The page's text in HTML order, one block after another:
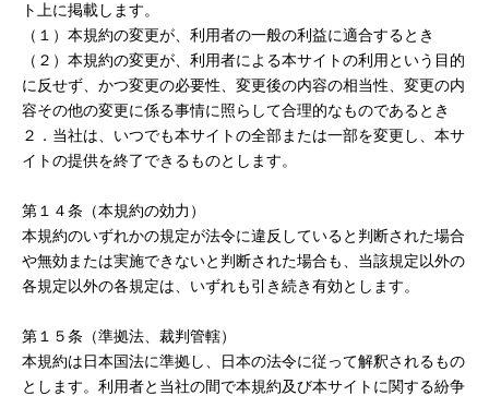
ト上に掲載します。
（１）本規約の変更が、利用者の一般の利益に適合するとき
（２）本規約の変更が、利用者による本サイトの利用という目的
に反せず、かつ変更の必要性、変更後の内容の相当性、変更の内
容その他の変更に係る事情に照らして合理的なものであるとき
２．当社は、いつでも本サイトの全部または一部を変更し、本サ
イトの提供を終了できるものとします。
第１４条（本規約の効力）
本規約のいずれかの規定が法令に違反していると判断された場合
や無効または実施できないと判断された場合も、当該規定以外の
各規定以外の各規定は、いずれも引き続き有効とします。
第１５条（準拠法、裁判管轄）
本規約は日本国法に準拠し、日本の法令に従って解釈されるもの
とします。利用者と当社の間で本規約及び本サイトに関する紛争